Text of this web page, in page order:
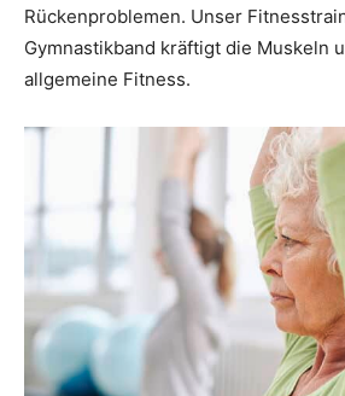
Rückenproblemen. Unser
Gymnastikband kräftigt die Muskeln
allgemeine Fitness.